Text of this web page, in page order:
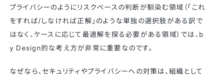
プライバシーのようにリスクベースの判断が馴染む領域（「これ
をすれば/しなければ正解」のような単独の選択肢がある訳で
はなく、ケースに応じて最適解を探る必要がある領域）では、b
y Design的な考え方が非常に重要なのです。
なぜなら、セキュリティやプライバシーへの対策は、組織として